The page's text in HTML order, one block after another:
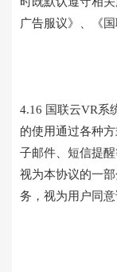
广告服议》、《
4.16 国联云VR系
的使用通过各种
子邮件、短信提
视为本协议的一
务，视为用户同